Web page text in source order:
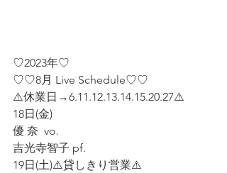
♡2023年♡
♡♡8月 Live Schedule♡♡
⚠️休業日→6.11.12.13.14.15.20.27⚠️
18日(金)
優 奈  vo.
吉光寺智子 pf.
19日(土)⚠️貸しきり営業⚠️